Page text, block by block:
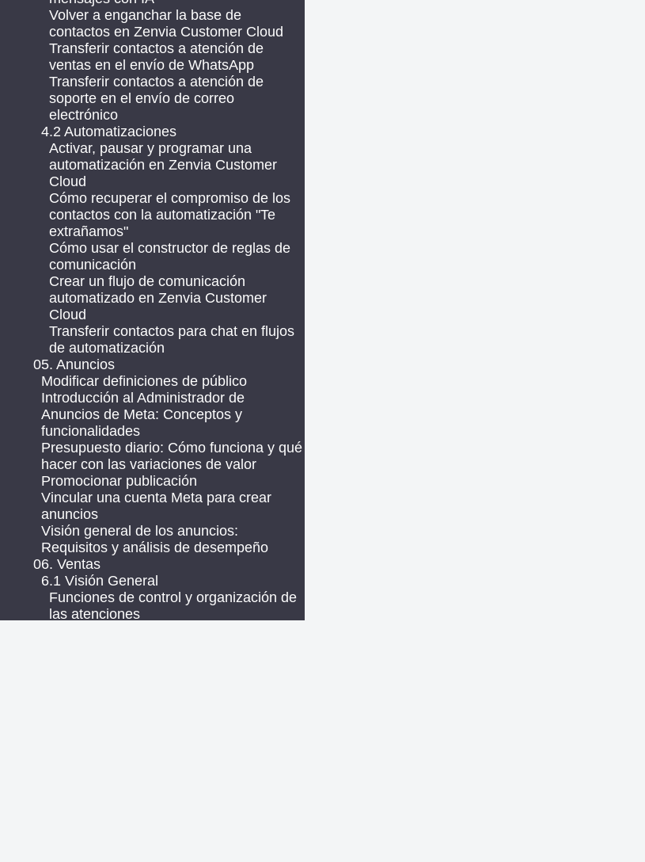
Volver a enganchar la base de
contactos en Zenvia Customer Cloud
Transferir contactos a atención de
ventas en el envío de WhatsApp
Transferir contactos a atención de
soporte en el envío de correo
electrónico
4.2 Automatizaciones
Activar, pausar y programar una
automatización en Zenvia Customer
Cloud
Cómo recuperar el compromiso de los
contactos con la automatización "Te
extrañamos"
Cómo usar el constructor de reglas de
comunicación
Crear un flujo de comunicación
automatizado en Zenvia Customer
Cloud
Transferir contactos para chat en flujos
de automatización
05. Anuncios
Modificar definiciones de público
Introducción al Administrador de
Anuncios de Meta: Conceptos y
funcionalidades
Presupuesto diario: Cómo funciona y qué
hacer con las variaciones de valor
Promocionar publicación
Vincular una cuenta Meta para crear
anuncios
Visión general de los anuncios:
Requisitos y análisis de desempeño
06. Ventas
6.1 Visión General
Funciones de control y organización de
las atenciones